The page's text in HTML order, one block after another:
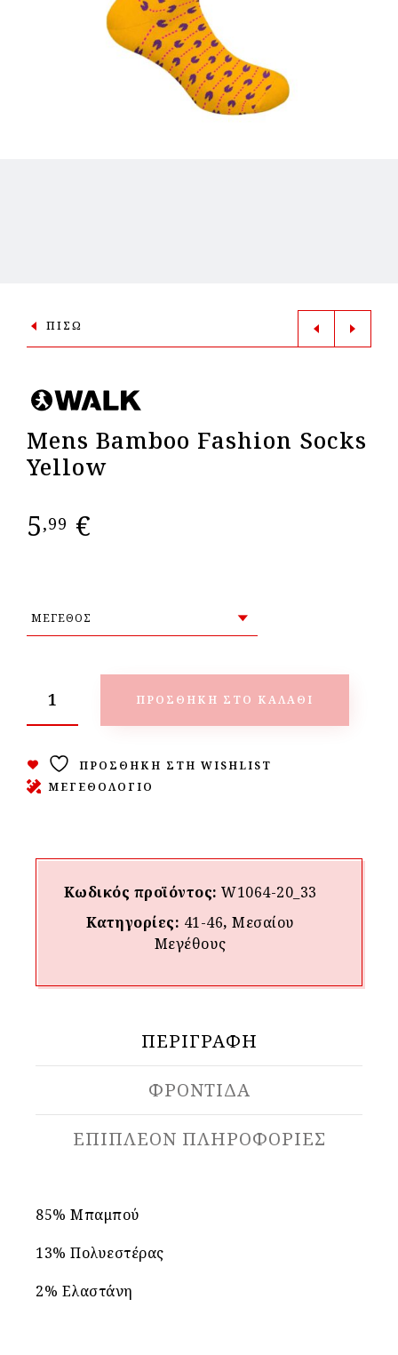
ΠΙΣΩ
Mens Bamboo Fashion Socks
Yellow
5,99 €
ΠΡΟΣΘΉΚΗ ΣΤΟ ΚΑΛΆΘΙ
ΠΡΟΣΘΉΚΗ ΣΤΗ WISHLIST
ΜΕΓΕΘΟΛΟΓΙΟ
Κωδικός προϊόντος: W1064-20_33
Κατηγορίες: 41-46, Μεσαίου
Mεγέθους
ΠΕΡΙΓΡΑΦΉ
ΦΡΟΝΤΙΔΑ
ΕΠΙΠΛΈΟΝ ΠΛΗΡΟΦΟΡΊΕΣ
85% Μπαμπού
13% Πολυεστέρας
2% Ελαστάνη